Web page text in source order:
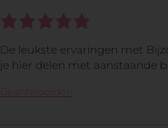
De leukste ervaringen met
je hier delen met aanstaande
Beantwoorden